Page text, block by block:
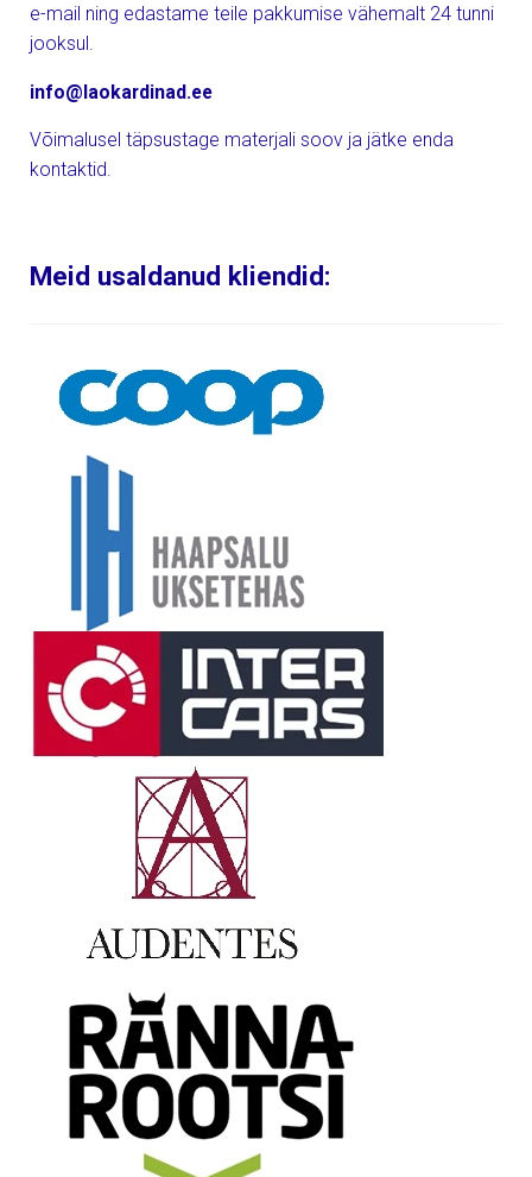
e-mail ning edastame teile pakkumise vähemalt 24 tunni
jooksul.
info@laokardinad.ee
Võimalusel täpsustage materjali soov ja jätke enda
kontaktid.
Meid usaldanud kliendid: